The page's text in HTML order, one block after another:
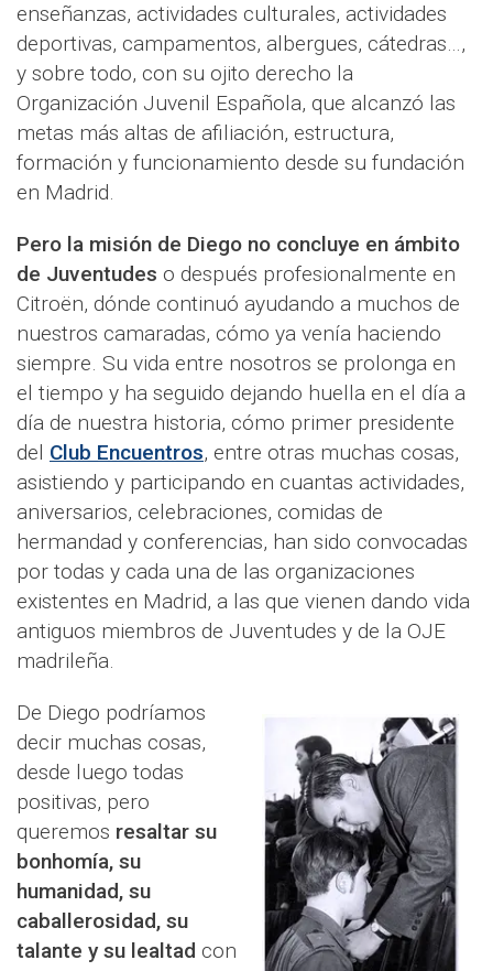
enseñanzas, actividades culturales, actividades
deportivas, campamentos, albergues, cátedras…,
y sobre todo, con su ojito derecho la
Organización Juvenil Española, que alcanzó las
metas más altas de afiliación, estructura,
formación y funcionamiento desde su fundación
en Madrid.
Pero la misión de Diego no concluye en ámbito
de Juventudes o después profesionalmente en
Citroën, dónde continuó ayudando a muchos de
nuestros camaradas, cómo ya venía haciendo
siempre. Su vida entre nosotros se prolonga en
el tiempo y ha seguido dejando huella en el día a
día de nuestra historia, cómo primer presidente
del Club Encuentros, entre otras muchas cosas,
asistiendo y participando en cuantas actividades,
aniversarios, celebraciones, comidas de
hermandad y conferencias, han sido convocadas
por todas y cada una de las organizaciones
existentes en Madrid, a las que vienen dando vida
antiguos miembros de Juventudes y de la OJE
madrileña.
De Diego podríamos
decir muchas cosas,
desde luego todas
positivas, pero
queremos resaltar su
bonhomía, su
humanidad, su
caballerosidad, su
talante y su lealtad con